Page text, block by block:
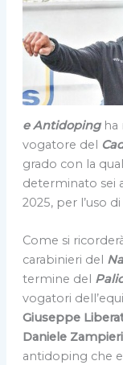
e Antidopingha
vogatore del
grado con la
determinato sei
2025, per l’uso
Come si
carabinieri del
termine del
vogatori
Giuseppe
Daniele Zampieri
antidoping che